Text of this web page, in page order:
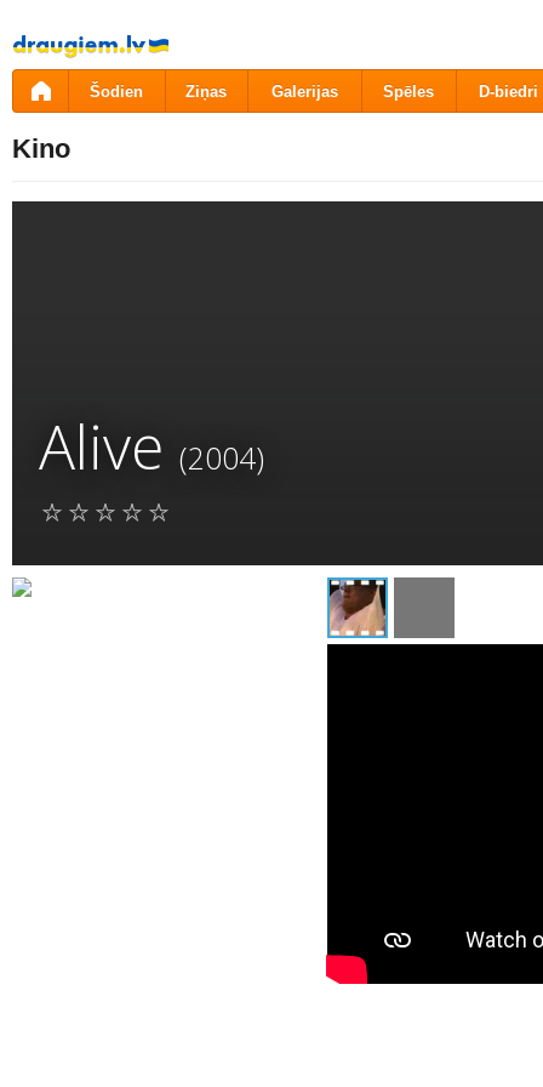
Pāriet
uz
saturu
Šodien Ziņas Galerijas Spēles D-biedri
Kino
Alive (2004)